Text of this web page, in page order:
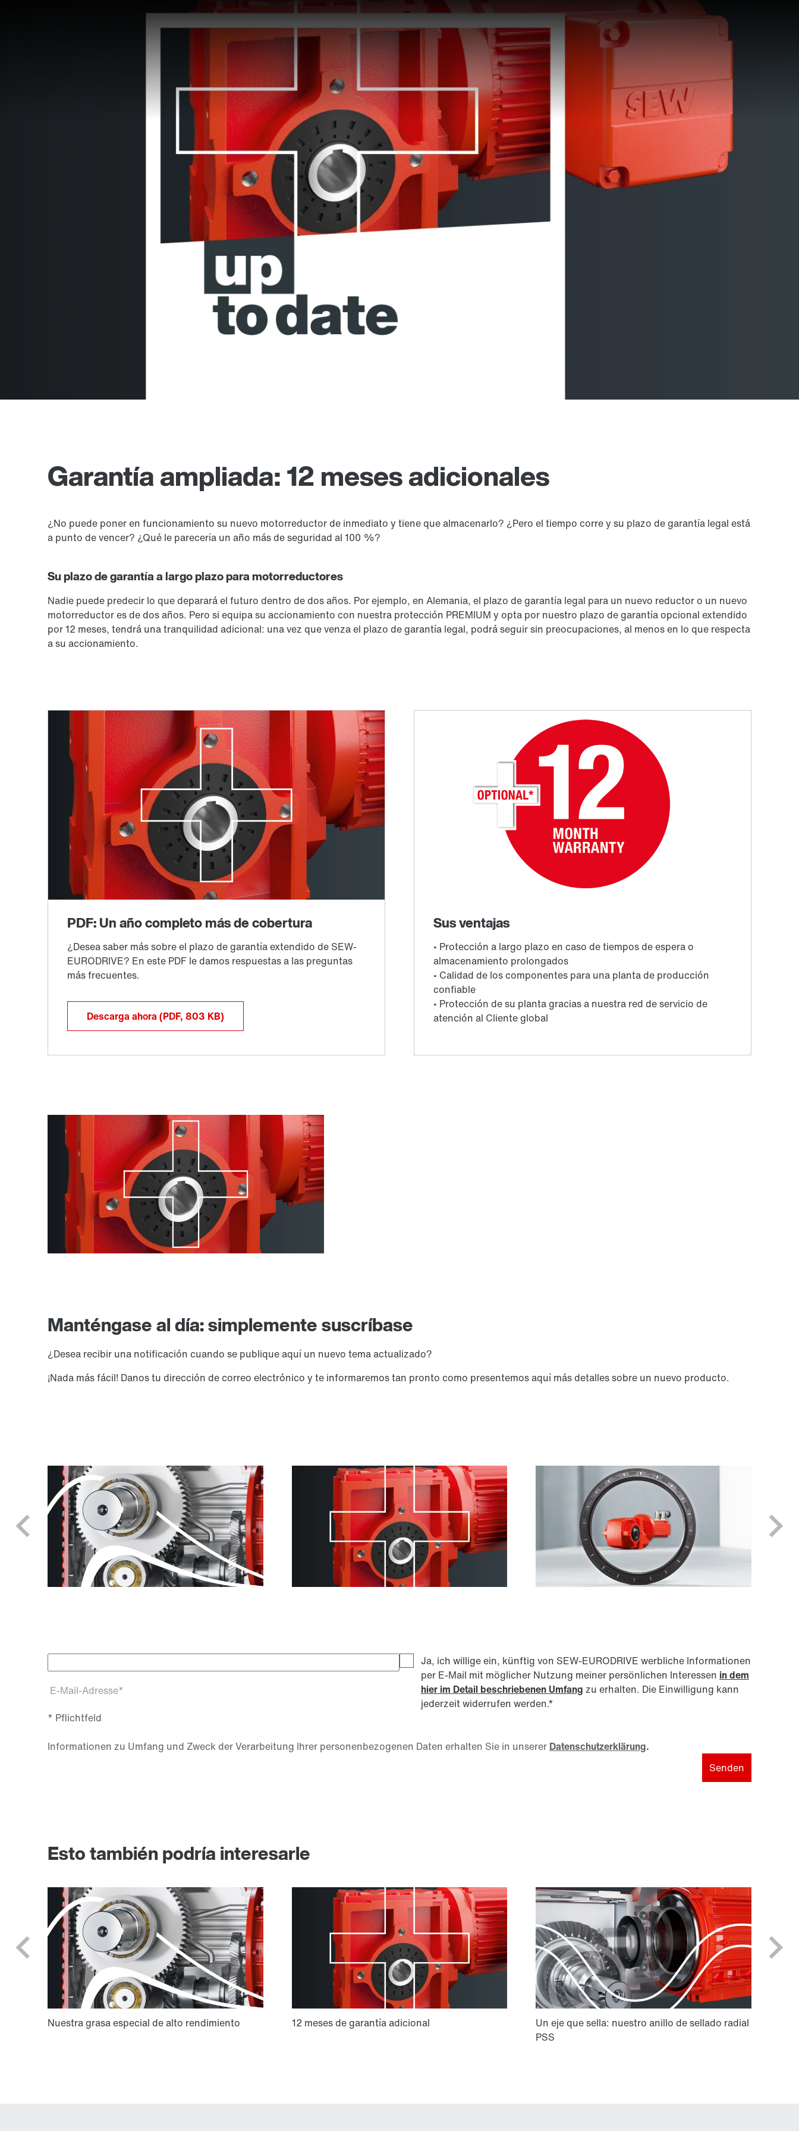
Garantía ampliada: 12 meses adicionales
¿No puede poner en funcionamiento su nuevo motorreductor de inmediato y tiene que almacenarlo? ¿Pero el tiempo corre y su plazo de garantía legal está
a punto de vencer? ¿Qué le parecería un año más de seguridad al 100 %?
Su plazo de garantía a largo plazo para motorreductores
Nadie puede predecir lo que deparará el futuro dentro de dos años. Por ejemplo, en Alemania, el plazo de garantía legal para un nuevo reductor o un nuevo
motorreductor es de dos años. Pero si equipa su accionamiento con nuestra protección PREMIUM y opta por nuestro plazo de garantía opcional extendido
por 12 meses, tendrá una tranquilidad adicional: una vez que venza el plazo de garantía legal, podrá seguir sin preocupaciones, al menos en lo que respecta
a su accionamiento.
Descarga ahora(PDF, 803 KB)
Manténgase al día: simplemente suscríbase
¿Desea recibir una notificación cuando se publique aquí un nuevo tema actualizado?
¡Nada más fácil! Danos tu dirección de correo electrónico y te informaremos tan pronto como presentemos aquí más detalles sobre un nuevo producto.
E-Mail-Adresse*
Ja, ich willige ein, künftig von SEW-EURODRIVE werbliche Informationen
per E-Mail mit möglicher Nutzung meiner persönlichen Interessen in dem
hier im Detail beschriebenen Umfang zu erhalten. Die Einwilligung kann
jederzeit widerrufen werden.*
* Pflichtfeld
Informationen zu Umfang und Zweck der Verarbeitung Ihrer personenbezogenen Daten erhalten Sie in unserer Datenschutzerklärung.
Senden
Esto también podría interesarle